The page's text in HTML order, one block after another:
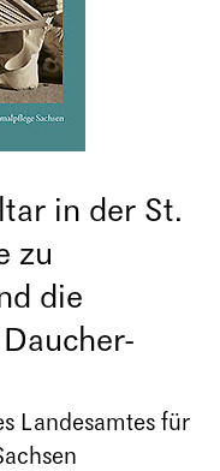
in der St.
zu
die
Landesamtes für